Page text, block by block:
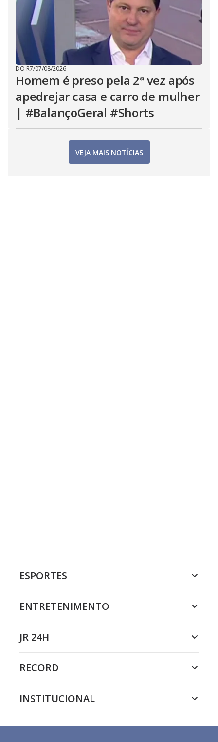
DO R7/07/08/2026
Homem é preso pela 2ª vez após
apedrejar casa e carro de mulher
| #BalançoGeral #Shorts
VEJA MAIS NOTÍCIAS
ESPORTES
ENTRETENIMENTO
JR 24H
RECORD
INSTITUCIONAL